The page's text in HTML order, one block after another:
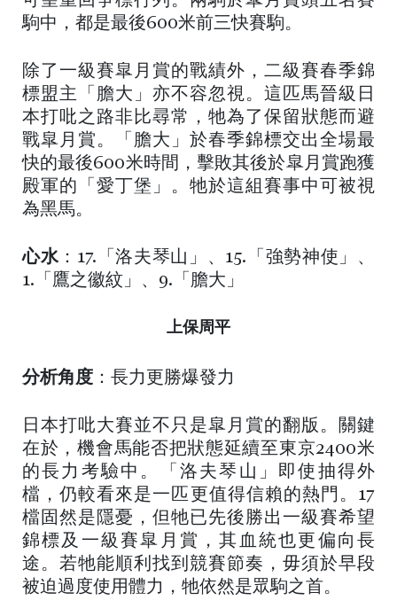
駒中，都是最後600米前三快賽駒。
除了一級賽皐月賞的戰績外，二級賽春季錦
標盟主「膽大」亦不容忽視。這匹馬晉級日
本打吡之路非比尋常，牠為了保留狀態而避
戰皐月賞。「膽大」於春季錦標交出全場最
快的最後600米時間，擊敗其後於皐月賞跑獲
殿軍的「愛丁堡」。牠於這組賽事中可被視
為黑馬。
心水：17.「洛夫琴山」、15.「強勢神使」、
1.「鷹之徽紋」、9.「膽大」
上保周平
分析角度 ：長力更勝爆發力
日本打吡大賽並不只是皐月賞的翻版。關鍵
在於，機會馬能否把狀態延續至東京2400米
的長力考驗中。「洛夫琴山」即使抽得外
檔，仍較看來是一匹更值得信賴的熱門。17
檔固然是隱憂，但牠已先後勝出一級賽希望
錦標及一級賽皐月賞，其血統也更偏向長
途。若牠能順利找到競賽節奏，毋須於早段
被迫過度使用體力，牠依然是眾駒之首。